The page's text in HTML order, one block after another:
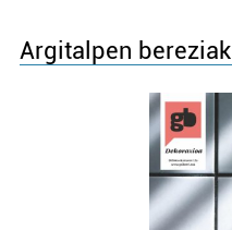
Argitalpen bereziak